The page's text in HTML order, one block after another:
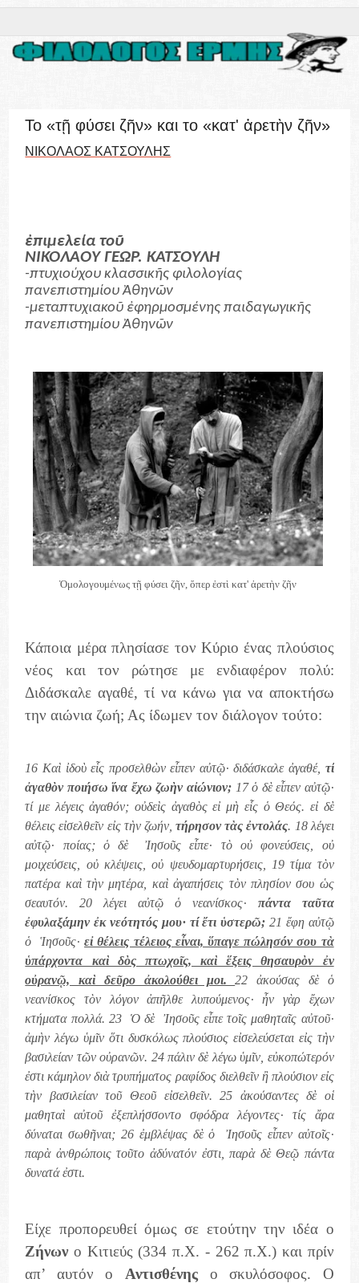
Το «τῇ φύσει ζῆν» και το «κατ' ἀρετὴν ζῆν»
ΝΙΚΟΛΑΟΣ ΚΑΤΣΟΥΛΗΣ
ἐπιμελεία τοῦ
ΝΙΚΟΛΑΟΥ ΓΕΩΡ. ΚΑΤΣΟΥΛΗ
-πτυχιούχου κλασσικῆς φιλολογίας
πανεπιστημίου Ἀθηνῶν
-μεταπτυχιακοῦ ἐφηρμοσμένης παιδαγωγικῆς
πανεπιστημίου Ἀθηνῶν
Ὁμολογουμένως τῇ φύσει ζῆν, ὅπερ ἐστὶ κατ' ἀρετὴν ζῆν
Κάποια μέρα πλησίασε τον Κύριο ένας πλούσιος
νέος και τον ρώτησε με ενδιαφέρον πολύ:
Διδάσκαλε αγαθέ, τί να κάνω για να αποκτήσω
την αιώνια ζωή; Ας ίδωμεν τον διάλογον τούτο:
16 Καὶ ἰδοὺ εἷς προσελθὼν εἶπεν αὐτῷ· διδάσκαλε ἀγαθέ, τί
ἀγαθὸν ποιήσω ἵνα ἔχω ζωὴν αἰώνιον; 17 ὁ δὲ εἶπεν αὐτῷ·
τί με λέγεις ἀγαθόν; οὐδεὶς ἀγαθὸς εἰ μὴ εἷς ὁ Θεός. εἰ δὲ
θέλεις εἰσελθεῖν εἰς τὴν ζωήν,τήρησον τὰς ἐντολάς. 18 λέγει
αὐτῷ· ποίας; ὁ δὲ Ἰησοῦς εἶπε· τὸ οὐ φονεύσεις, οὐ
μοιχεύσεις, οὐ κλέψεις, οὐ ψευδομαρτυρήσεις, 19 τίμα τὸν
πατέρα καὶ τὴν μητέρα, καὶ ἀγαπήσεις τὸν πλησίον σου ὡς
σεαυτόν. 20 λέγει αὐτῷ ὁ νεανίσκος· πάντα ταῦτα
ἐφυλαξάμην ἐκ νεότητός μου· τί ἔτι ὑστερῶ; 21 ἔφη αὐτῷ
ὁ Ἱησοῦς·εἰ θέλεις τέλειος εἶναι, ὕπαγε πώλησόν σου τὰ
ὑπάρχοντα καὶ δὸς πτωχοῖς, καὶ ἕξεις θησαυρὸν ἐν
οὐρανῷ, καὶ δεῦρο ἀκολούθει μοι.22 ἀκούσας δὲ ὁ
νεανίσκος τὸν λόγον ἀπῆλθε λυπούμενος· ἦν γὰρ ἔχων
κτήματα πολλά. 23 Ὁ δὲ Ἰησοῦς εἶπε τοῖς μαθηταῖς αὐτοῦ·
ἀμὴν λέγω ὑμῖν ὅτι δυσκόλως πλούσιος εἰσελεύσεται εἰς τὴν
βασιλείαν τῶν οὐρανῶν. 24 πάλιν δὲ λέγω ὑμῖν, εὐκοπώτερόν
ἐστι κάμηλον διὰ τρυπήματος ραφίδος διελθεῖν ἢ πλούσιον εἰς
τὴν βασιλείαν τοῦ Θεοῦ εἰσελθεῖν. 25 ἀκούσαντες δὲ οἱ
μαθηταὶ αὐτοῦ ἐξεπλήσσοντο σφόδρα λέγοντες· τίς ἄρα
δύναται σωθῆναι; 26 ἐμβλέψας δὲ ὁ Ἰησοῦς εἶπεν αὐτοῖς·
παρὰ ἀνθρώποις τοῦτο ἀδύνατόν ἐστι, παρὰ δὲ Θεῷ πάντα
δυνατά ἐστι.
Είχε προπορευθεί όμως σε ετούτην την ιδέα ο
Ζήνωνο Κιτιεύς (334 π.Χ. - 262 π.Χ.) και πρίν
απ’ αυτόν ο Αντισθένης ο σκυλόσοφος. Ο